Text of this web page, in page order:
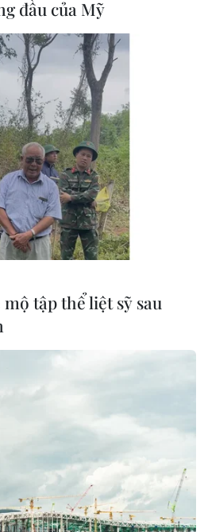
đầu của Mỹ
tập thể liệt sỹ sau